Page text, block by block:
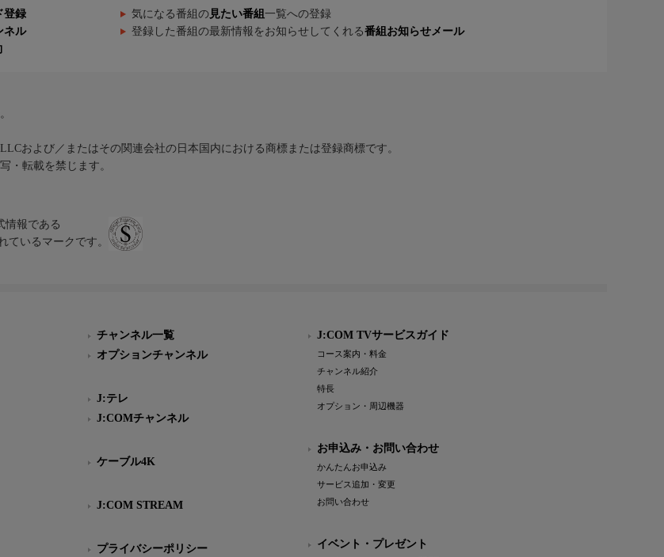
登録 気になる番組の 見たい番組 一覧への登録
ネル 登録した番組の最新情報をお知らせしてくれる番組お知らせメール
および／またはその関連会社の日本国内における商標または登録商標です。
・転載を禁じます。
情報である
ているマークです。
チャンネル一覧
オプションチャンネル
J:テレ
J:COMチャンネル
ケーブル4K
J:COM STREAM
プライバシーポリシー
J:COM TVサービスガイド
コース案内・料金
チャンネル紹介
特長
オプション・周辺機器
お申込み・お問い合わせ
かんたんお申込み
サービス追加・変更
お問い合わせ
イベント・プレゼント